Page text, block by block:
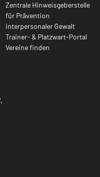
Zentrale Hinweisgeberstelle
für Prävention
interpersonaler Gewalt
Trainer- & Platzwart-Portal
Vereine finden